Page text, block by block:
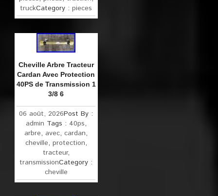
truckCategory :pieces
Cheville Arbre Tracteur
Cardan Avec Protection
40PS de Transmission 1
3/8 6
06 août, 2026Post By :
admin Tags : 40ps,
arbre, avec,cardan,
cheville, protection,
tracteur,
transmissionCategory :
cheville